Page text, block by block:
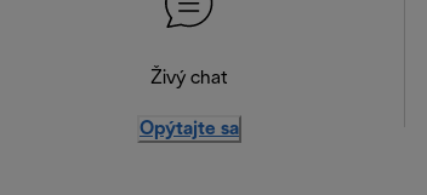
Živý chat
Opýtajte sa